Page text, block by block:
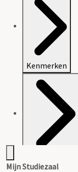
Kenmerken
Mijn Studiezaal